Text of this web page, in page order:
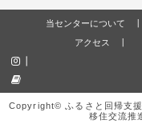
当センターについて
アクセス
Copyright© ふるさと回帰支援
移住交流推